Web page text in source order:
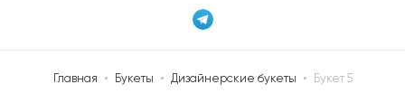
Главная • Букеты • Дизайнерские букеты • Букет 5